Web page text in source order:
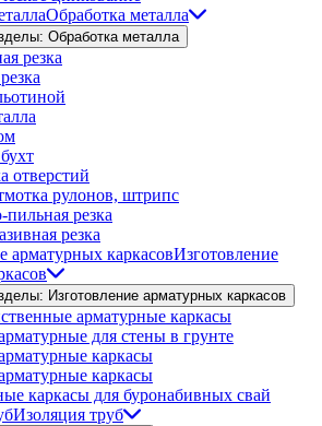
Обработка металла
Обработка металла
резка
отверстий
рулонов, штрипс
резка
резка
Изготовление
Изготовление арматурных каркасов
арматурные каркасы
для стены в грунте
каркасы
каркасы
каркасы для буронабивных свай
Изоляция труб